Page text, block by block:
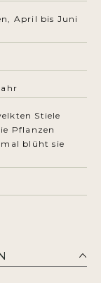
April bis Juni
Stiele
Pflanzen
blüht sie